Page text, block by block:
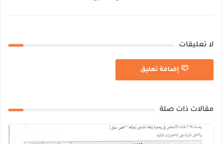
لا تعليقات
إضافة تعليق
مقالات ذات صلة